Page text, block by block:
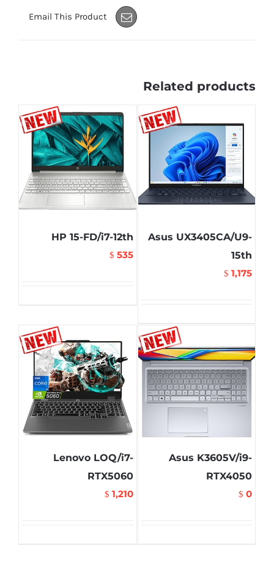
Email This Product
Related products
Asus UX3405CA/U9-
15th
$ 1,175
HP 15-FD/i7-12th
$ 535
Asus K3605V/i9-
RTX4050
$ 0
Lenovo LOQ/i7-
RTX5060
$ 1,210